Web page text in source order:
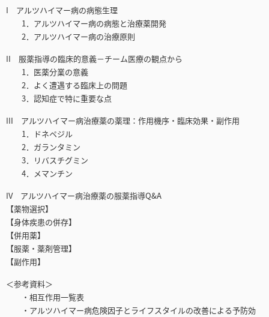
I アルツハイマー病の病態生理
1．アルツハイマー病の病態と治療薬開発
2．アルツハイマー病の治療原則
II 服薬指導の臨床的意義－チーム医療の観点から
1．医薬分業の意義
2．よく遭遇する臨床上の問題
3．認知症で特に重要な点
III アルツハイマー病治療薬の薬理：作用機序・臨床効果・副作用
1．ドネペジル
2．ガランタミン
3．リバスチグミン
4．メマンチン
IV アルツハイマー病治療薬の服薬指導Q&A
【薬物選択】
【身体疾患の併存】
【併用薬】
【服薬・薬剤管理】
【副作用】
＜参考資料＞
・相互作用一覧表
・アルツハイマー病危険因子とライフスタイルの改善による予防効